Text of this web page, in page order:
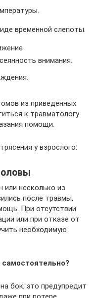
временной слепоты.
внимания.
из приведенных
к травматологу
помощи.
у взрослого:
или несколько из
после травмы,
При отсутствии
или при отказе от
необходимую
бок; это предупредит